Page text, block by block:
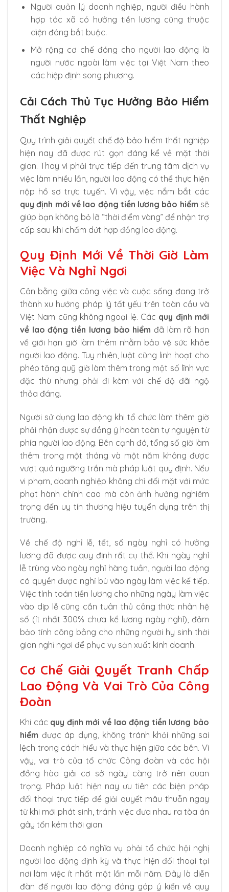
Người quản lý doanh nghiệp, người điều hành
hợp tác xã có hưởng tiền lương cũng thuộc
diện đóng bắt buộc.
Mở rộng cơ chế đóng cho người lao động là
người nước ngoài làm việc tại Việt Nam theo
các hiệp định song phương.
Cải Cách Thủ Tục Hưởng Bảo Hiểm
Thất Nghiệp
Quy trình giải quyết chế độ bảo hiểm thất nghiệp
hiện nay đã được rút gọn đáng kể về mặt thời
gian. Thay vì phải trực tiếp đến trung tâm dịch vụ
việc làm nhiều lần, người lao động có thể thực hiện
nộp hồ sơ trực tuyến. Vì vậy, việc nắm bắt các
quy định mới về lao động tiền lương bảo hiểm sẽ
giúp bạn không bỏ lỡ “thời điểm vàng” để nhận trợ
cấp sau khi chấm dứt hợp đồng lao động.
Quy Định Mới Về Thời Giờ Làm
Việc Và Nghỉ Ngơi
Cân bằng giữa công việc và cuộc sống đang trở
thành xu hướng pháp lý tất yếu trên toàn cầu và
Việt Nam cũng không ngoại lệ. Các quy định mới
về lao động tiền lương bảo hiểm đã làm rõ hơn
về giới hạn giờ làm thêm nhằm bảo vệ sức khỏe
người lao động. Tuy nhiên, luật cũng linh hoạt cho
phép tăng quỹ giờ làm thêm trong một số lĩnh vực
đặc thù nhưng phải đi kèm với chế độ đãi ngộ
thỏa đáng.
Người sử dụng lao động khi tổ chức làm thêm giờ
phải nhận được sự đồng ý hoàn toàn tự nguyện từ
phía người lao động. Bên cạnh đó, tổng số giờ làm
thêm trong một tháng và một năm không được
vượt quá ngưỡng trần mà pháp luật quy định. Nếu
vi phạm, doanh nghiệp không chỉ đối mặt với mức
phạt hành chính cao mà còn ảnh hưởng nghiêm
trọng đến uy tín thương hiệu tuyển dụng trên thị
trường.
Về chế độ nghỉ lễ, tết, số ngày nghỉ có hưởng
lương đã được quy định rất cụ thể. Khi ngày nghỉ
lễ trùng vào ngày nghỉ hàng tuần, người lao động
có quyền được nghỉ bù vào ngày làm việc kế tiếp.
Việc tính toán tiền lương cho những ngày làm việc
vào dịp lễ cũng cần tuân thủ công thức nhân hệ
số (ít nhất 300% chưa kể lương ngày nghỉ), đảm
bảo tính công bằng cho những người hy sinh thời
gian nghỉ ngơi để phục vụ sản xuất kinh doanh.
Cơ Chế Giải Quyết Tranh Chấp
Lao Động Và Vai Trò Của Công
Đoàn
Khi các quy định mới về lao động tiền lương bảo
hiểm được áp dụng, không tránh khỏi những sai
lệch trong cách hiểu và thực hiện giữa các bên. Vì
vậy, vai trò của tổ chức Công đoàn và các hội
đồng hòa giải cơ sở ngày càng trở nên quan
trọng. Pháp luật hiện nay ưu tiên các biện pháp
đối thoại trực tiếp để giải quyết mâu thuẫn ngay
từ khi mới phát sinh, tránh việc đưa nhau ra tòa án
gây tốn kém thời gian.
Doanh nghiệp có nghĩa vụ phải tổ chức hội nghị
người lao động định kỳ và thực hiện đối thoại tại
nơi làm việc ít nhất một lần mỗi năm. Đây là diễn
đàn để người lao động đóng góp ý kiến về quy